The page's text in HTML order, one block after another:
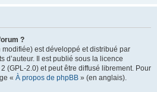
?
est développé et distribué par
d’auteur. Il est publié sous la licence
(GPL-2.0) et peut être diffusé librement. Pour
« À propos de phpBB » (en anglais).